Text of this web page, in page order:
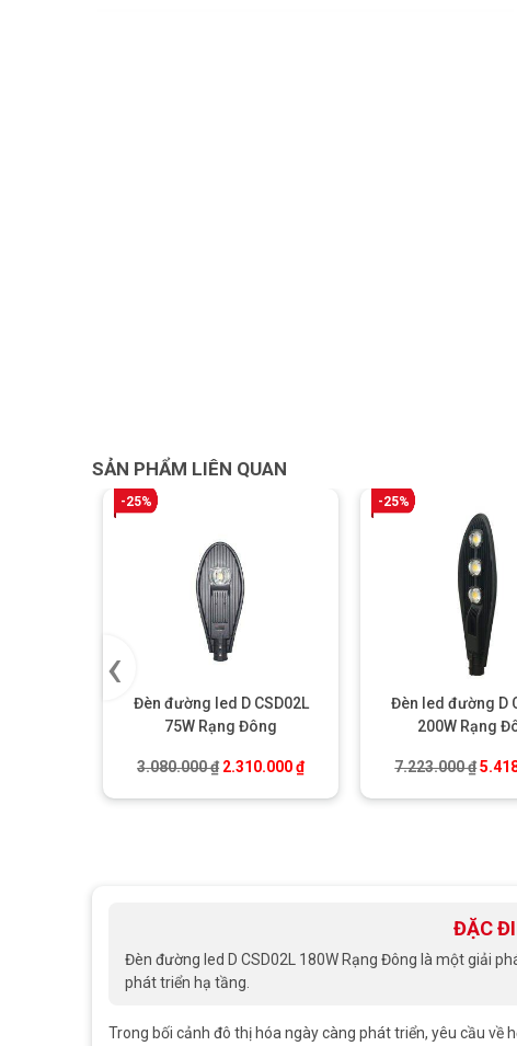
SẢN PHẨM LIÊN QUAN
-25%
Đèn đường led D CSD02L
75W Rạng Đông
3.080.000₫ Giá gốc là: 3.080.000 ₫.
2.310.000₫Giá hiện tại là: 2.310.000 ₫.
-25%
Đèn led đường D
200W Rạng
7.223.000₫Giá
‹
ĐẶC
Đèn đường led D CSD02L 180W Rạng Đông là một giải
phát triển hạ tầng.
Trong bối cảnh đô thị hóa ngày càng phát triển, yêu cầu về